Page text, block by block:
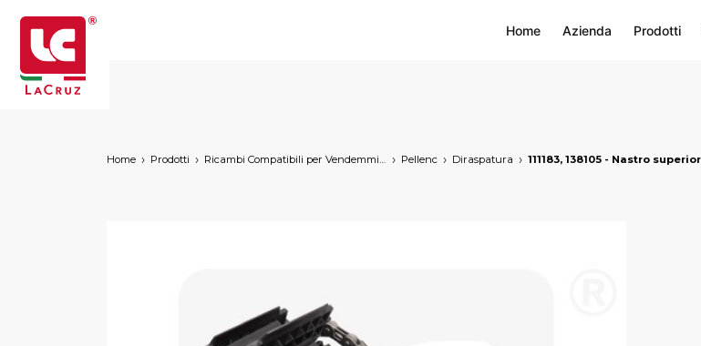
Home Azienda Prodotti
Home Prodotti Ricambi Compatibili per Vendemmiatrici a Marchio Pellenc Diraspatura